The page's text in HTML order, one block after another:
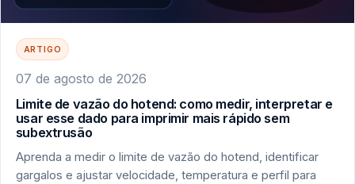
ARTIGO
07 de agosto de 2026
Limite de vazão do hotend: como medir, interpretar e
usar esse dado para imprimir mais rápido sem
subextrusão
Aprenda a medir o limite de vazão do hotend, identificar
gargalos e ajustar velocidade, temperatura e perfil para